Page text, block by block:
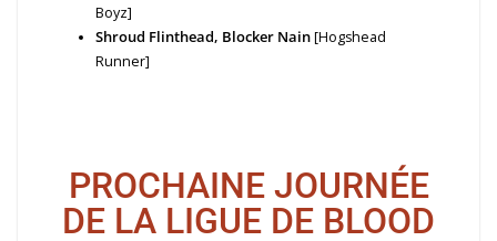
Boyz]
Shroud Flinthead, Blocker Nain[Hogshead
Runner]
PROCHAINE JOURNÉE
DE LA LIGUE DE BLOOD